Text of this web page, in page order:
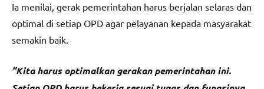
Ia menilai, gerak pemerintahan harus berjalan selaras dan
optimal di setiap OPD agar pelayanan kepada masyarakat
semakin baik.
“Kita harus optimalkan gerakan pemerintahan ini.